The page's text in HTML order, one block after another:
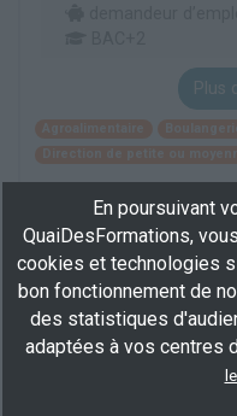
Plus
En poursuivant
QuaiDesFormations,
cookies et technologies
bon fonctionnement de
des statistiques
adaptées à vos centres